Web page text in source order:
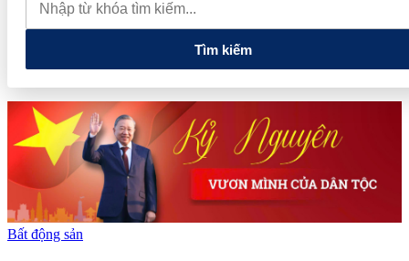
Giá vàng sáng nay (7/8): Vàng SJC quay đầu giảm sâu
các cơ chế, chính sách đặc thù để thúc đẩy phát triển khu kinh tế đặc
Tìm kiếm
Bất động sản